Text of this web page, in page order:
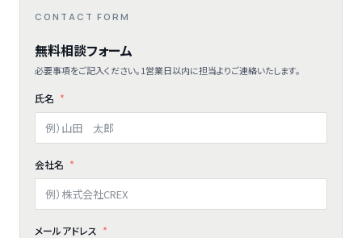
CONTACT FORM
無料相談フォーム
必要事項をご記入ください。1営業日以内に担当よりご連絡いたします。
氏名
会社名
メールアドレス